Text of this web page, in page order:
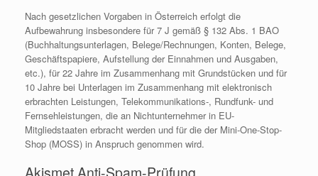
Nach gesetzlichen Vorgaben in Österreich erfolgt die
Aufbewahrung insbesondere für 7 J gemäß § 132 Abs. 1 BAO
(Buchhaltungsunterlagen, Belege/Rechnungen, Konten, Belege,
Geschäftspapiere, Aufstellung der Einnahmen und Ausgaben,
etc.), für 22 Jahre im Zusammenhang mit Grundstücken und für
10 Jahre bei Unterlagen im Zusammenhang mit elektronisch
erbrachten Leistungen, Telekommunikations-, Rundfunk- und
Fernsehleistungen, die an Nichtunternehmer in EU-
Mitgliedstaaten erbracht werden und für die der Mini-One-Stop-
Shop (MOSS) in Anspruch genommen wird.